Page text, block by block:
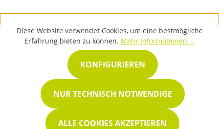
Diese Website verwendet Cookies, um eine bestmögliche
Erfahrung bieten zu können. Mehr Informationen ...
NUR TECHNISCH NOTWENDIGE
KONFIGURIEREN
ALLE COOKIES AKZEPTIEREN